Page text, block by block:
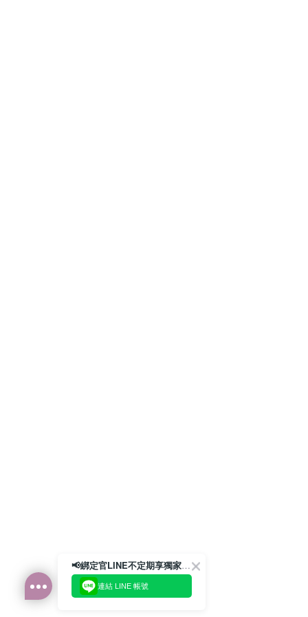
📢綁定官LINE不定期享獨家優惠券
連結 LINE 帳號